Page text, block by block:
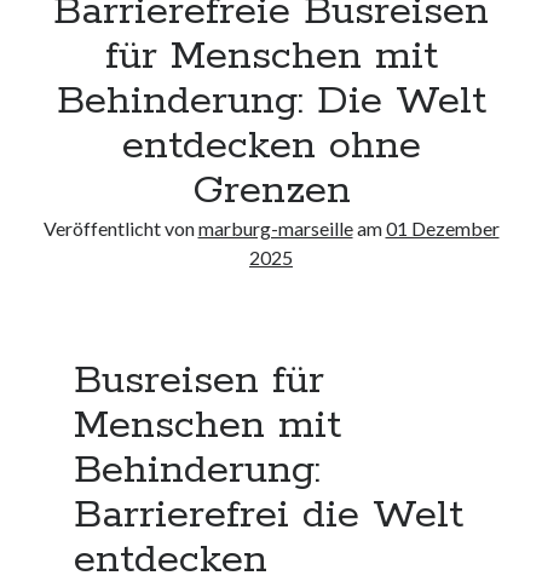
Neueste Kommentare
Keine Kommentare vorhanden.
Juni 2026
Januar 2026
Dezember 2025
November 2025
September 2025
August 2025
Juni 2025
Barrierefreie Busreisen
für Menschen mit
Behinderung: Die Welt
entdecken ohne
Grenzen
Veröffentlicht vonmarburg-marseilleam01 Dezember
2025
Busreisen für
Menschen mit
Behinderung:
Barrierefrei die Welt
entdecken